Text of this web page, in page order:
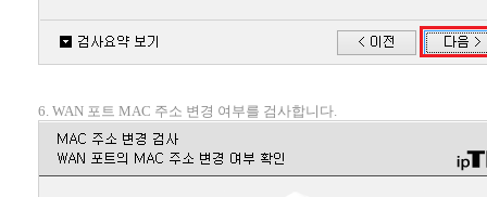
6. WAN 포트 MAC 주소 변경 여부를 검사합니다.